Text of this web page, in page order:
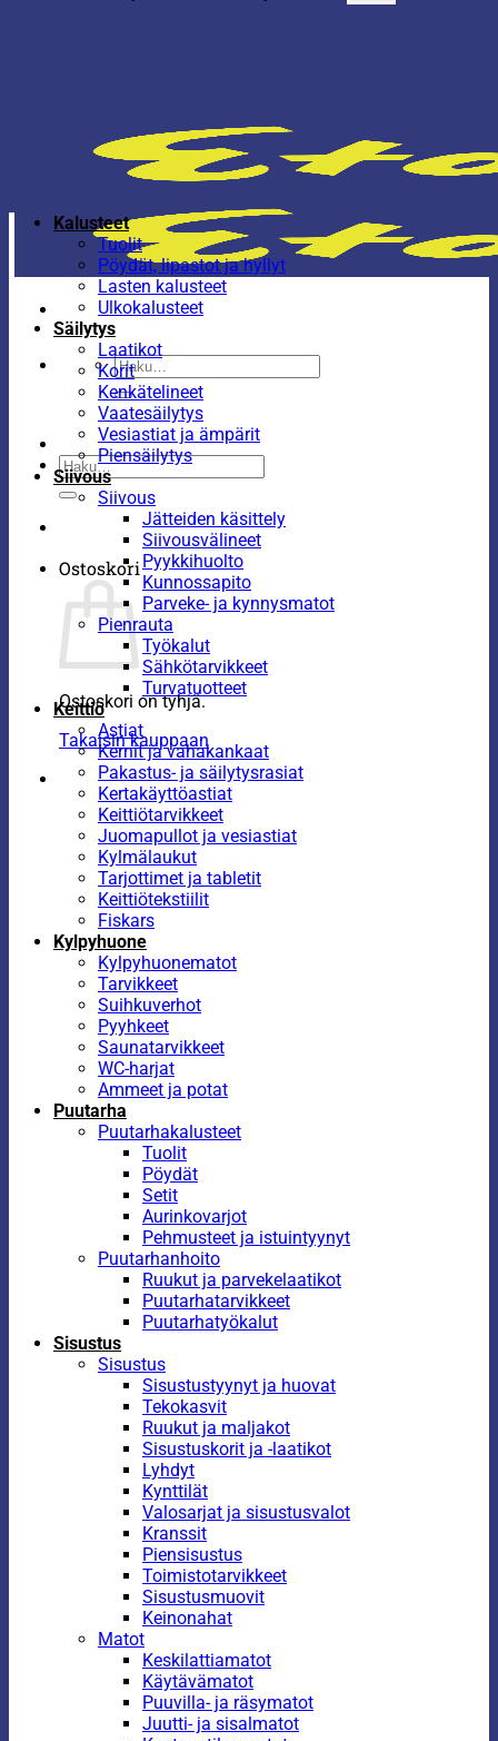
Etsi:
Etsi:
Ostoskori
Ostoskori on tyhjä.
Takaisin kauppaan
Kalusteet
Tuolit
Pöydät, lipastot ja hyllyt
Lasten kalusteet
Ulkokalusteet
Säilytys
Laatikot
Korit
Kenkätelineet
Vaatesäilytys
Vesiastiat ja ämpärit
Piensäilytys
Siivous
Siivous
Jätteiden käsittely
Siivousvälineet
Pyykkihuolto
Kunnossapito
Parveke- ja kynnysmatot
Pienrauta
Työkalut
Sähkötarvikkeet
Turvatuotteet
Keittiö
Astiat
Kernit ja vahakankaat
Pakastus- ja säilytysrasiat
Kertakäyttöastiat
Keittiötarvikkeet
Juomapullot ja vesiastiat
Kylmälaukut
Tarjottimet ja tabletit
Keittiötekstiilit
Fiskars
Kylpyhuone
Kylpyhuonematot
Tarvikkeet
Suihkuverhot
Pyyhkeet
Saunatarvikkeet
WC-harjat
Ammeet ja potat
Puutarha
Puutarhakalusteet
Tuolit
Pöydät
Setit
Aurinkovarjot
Pehmusteet ja istuintyynyt
Puutarhanhoito
Ruukut ja parvekelaatikot
Puutarhatarvikkeet
Puutarhatyökalut
Sisustus
Sisustus
Sisustustyynyt ja huovat
Tekokasvit
Ruukut ja maljakot
Sisustuskorit ja -laatikot
Lyhdyt
Kynttilät
Valosarjat ja sisustusvalot
Kranssit
Piensisustus
Toimistotarvikkeet
Sisustusmuovit
Keinonahat
Matot
Keskilattiamatot
Käytävämatot
Puuvilla- ja räsymatot
Juutti- ja sisalmatot